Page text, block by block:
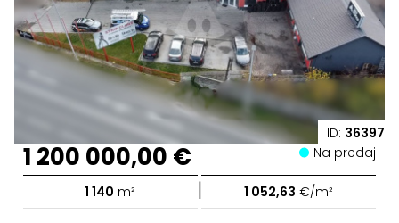
ID: 36397
1 200 000,00 € Na predaj
1 140 m² | 1 052,63 €/m²